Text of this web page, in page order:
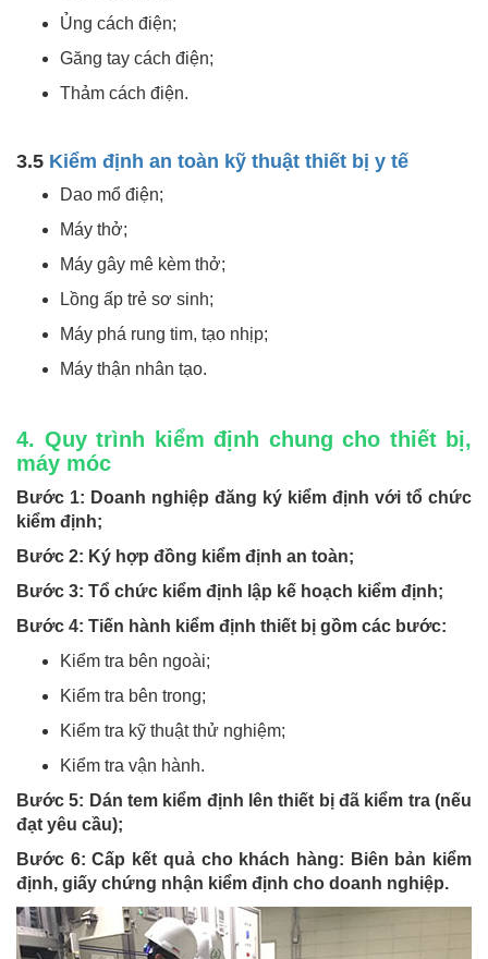
Ủng cách điện;
Găng tay cách điện;
Thảm cách điện.
3.5 Kiểm định an toàn kỹ thuật thiết bị y tế
Dao mổ điện;
Máy thở;
Máy gây mê kèm thở;
Lồng ấp trẻ sơ sinh;
Máy phá rung tim, tạo nhịp;
Máy thận nhân tạo.
4. Quy trình kiểm định chung cho thiết bị,
máy móc
Bước 1: Doanh nghiệp đăng ký kiểm định với tổ chức
kiểm định;
Bước 2: Ký hợp đồng kiểm định an toàn;
Bước 3: Tổ chức kiểm định lập kế hoạch kiểm định;
Bước 4: Tiến hành kiểm định thiết bị gồm các bước:
Kiểm tra bên ngoài;
Kiểm tra bên trong;
Kiểm tra kỹ thuật thử nghiệm;
Kiểm tra vận hành.
Bước 5: Dán tem kiểm định lên thiết bị đã kiểm tra (nếu
đạt yêu cầu);
Bước 6: Cấp kết quả cho khách hàng: Biên bản kiểm
định, giấy chứng nhận kiểm định cho doanh nghiệp.